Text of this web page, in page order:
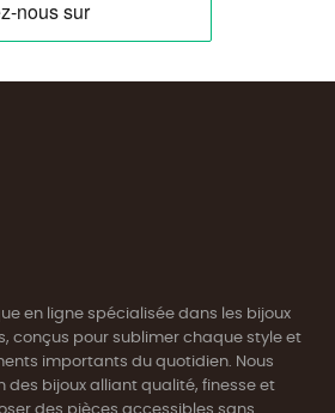
en ligne spécialisée dans les bijoux
conçus pour sublimer chaque style et
importants du quotidien. Nous
des bijoux alliant qualité, finesse et